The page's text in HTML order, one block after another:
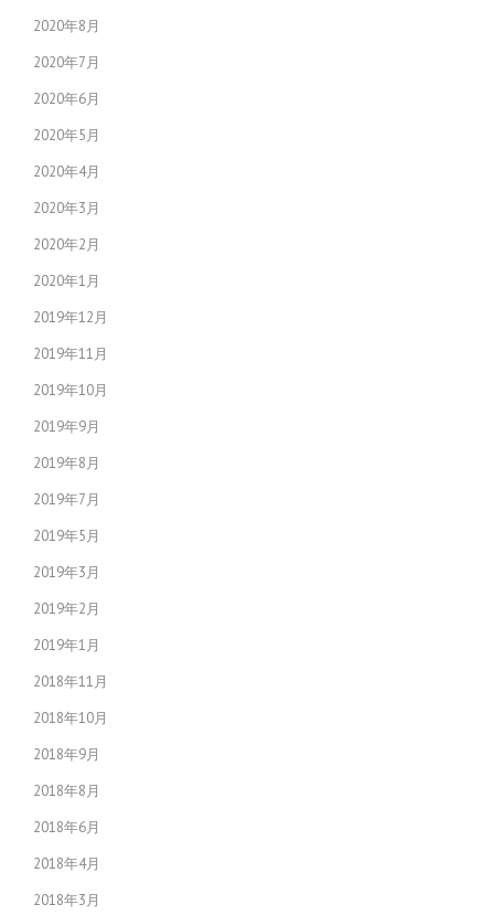
2020年8月
2020年7月
2020年6月
2020年5月
2020年4月
2020年3月
2020年2月
2020年1月
2019年12月
2019年11月
2019年10月
2019年9月
2019年8月
2019年7月
2019年5月
2019年3月
2019年2月
2019年1月
2018年11月
2018年10月
2018年9月
2018年8月
2018年6月
2018年4月
2018年3月